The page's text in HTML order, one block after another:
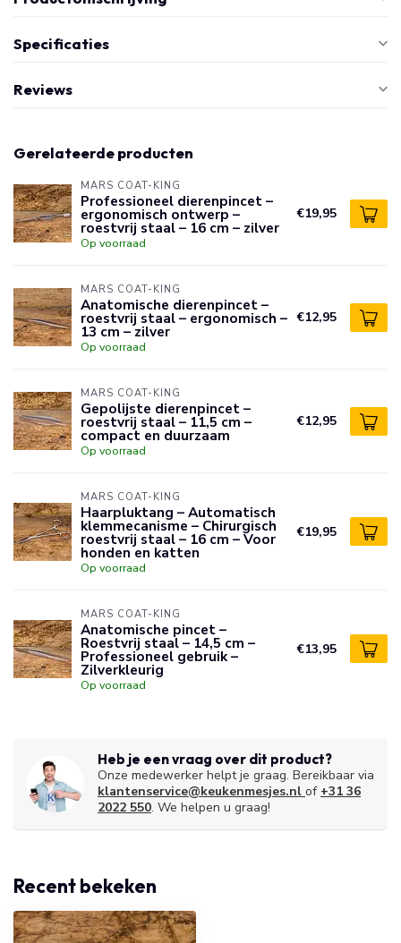
Specificaties
Reviews
Gerelateerde producten
MARS COAT-KING
Professioneel dierenpincet –
ergonomisch ontwerp –
roestvrij staal – 16 cm – zilver
Op voorraad
€19,95
MARS COAT-KING
Anatomische dierenpincet –
roestvrij staal – ergonomisch –
13 cm – zilver
Op voorraad
€12,95
MARS COAT-KING
Gepolijste dierenpincet –
roestvrij staal – 11,5 cm –
compact en duurzaam
Op voorraad
€12,95
MARS COAT-KING
Haarpluktang – Automatisch
klemmecanisme – Chirurgisch
roestvrij staal – 16 cm – Voor
honden en katten
Op voorraad
€19,95
MARS COAT-KING
Anatomische pincet –
Roestvrij staal – 14,5 cm –
Professioneel gebruik –
Zilverkleurig
Op voorraad
€13,95
Heb je een vraag over dit product?
Onze medewerker helpt je graag. Bereikbaar via
klantenservice@keukenmesjes.nl of +31 36
2022 550. We helpen u graag!
Recent bekeken